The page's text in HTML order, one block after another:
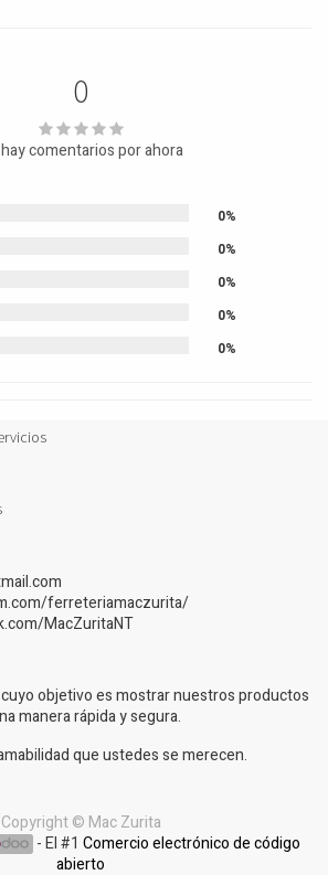
0
comentarios por ahora
0%
0%
0%
0%
0%
ferreteriamaczurita/
MacZuritaNT
objetivo es mostrar nuestros productos
manera rápida y segura.
que ustedes se merecen.
Copyright © Mac Zurita
- El #1 Comercio electrónico de código
abierto